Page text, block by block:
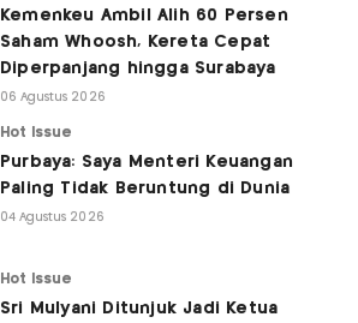
Kemenkeu Ambil Alih 60 Persen
Saham Whoosh, Kereta Cepat
Diperpanjang hingga Surabaya
06 Agustus 2026
Hot Issue
Purbaya: Saya Menteri Keuangan
Paling Tidak Beruntung di Dunia
04 Agustus 2026
Hot Issue
Sri Mulyani Ditunjuk Jadi Ketua